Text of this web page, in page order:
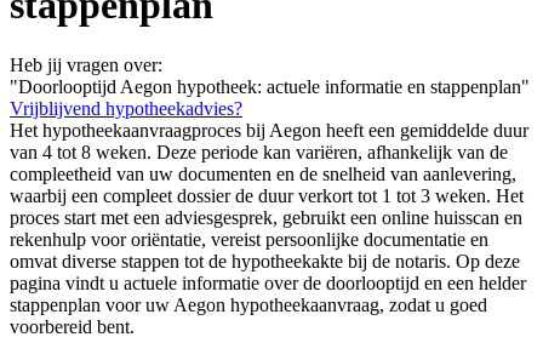
Heb jij vragen over:
"Doorlooptijd Aegon hypotheek: actuele informatie en stappenplan"
Vrijblijvend hypotheekadvies?
Het hypotheekaanvraagproces bij Aegon heeft een gemiddelde duur
van 4 tot 8 weken. Deze periode kan variëren, afhankelijk van de
compleetheid van uw documenten en de snelheid van aanlevering,
waarbij een compleet dossier de duur verkort tot 1 tot 3 weken. Het
proces start met een adviesgesprek, gebruikt een online huisscan en
rekenhulp voor oriëntatie, vereist persoonlijke documentatie en
omvat diverse stappen tot de hypotheekakte bij de notaris. Op deze
pagina vindt u actuele informatie over de doorlooptijd en een helder
stappenplan voor uw Aegon hypotheekaanvraag, zodat u goed
voorbereid bent.